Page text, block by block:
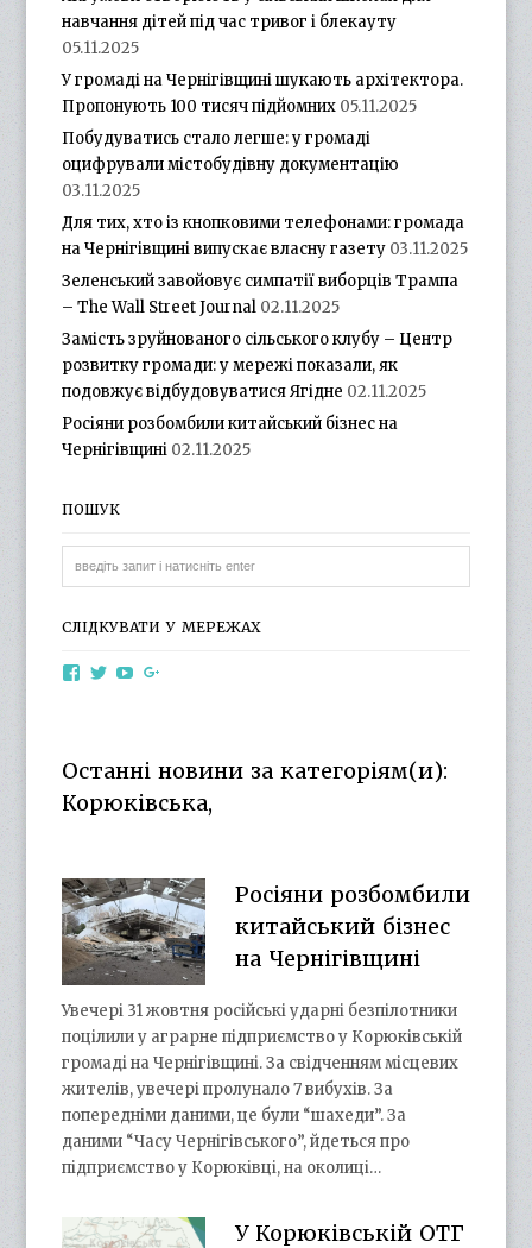
навчання дітей під час тривог і блекауту
05.11.2025
У громаді на Чернігівщині шукають архітектора.
Пропонують 100 тисяч підйомних 05.11.2025
Побудуватись стало легше: у громаді
оцифрували містобудівну документацію
03.11.2025
Для тих, хто із кнопковими телефонами: громада
на Чернігівщині випускає власну газету 03.11.2025
Зеленський завойовує симпатії виборців Трампа
– The Wall Street Journal 02.11.2025
Замість зруйнованого сільського клубу – Центр
розвитку громади: у мережі показали, як
подовжує відбудовуватися Ягідне 02.11.2025
Росіяни розбомбили китайський бізнес на
Чернігівщині 02.11.2025
ПОШУК
СЛІДКУВАТИ У МЕРЕЖАХ
ViewViewView
YouTube
Останні новини за категоріям(и):
Корюківська,
Росіяни розбомбили
китайський бізнес
на Чернігівщині
Увечері 31 жовтня російські ударні безпілотники
поцілили у аграрне підприємство у Корюківській
громаді на Чернігівщині. За свідченням місцевих
жителів, увечері пролунало 7 вибухів. За
попередніми даними, це були “шахеди”. За
даними “Часу Чернігівського”, йдеться про
підприємство у Корюківці, на околиці…
У Корюківській ОТГ